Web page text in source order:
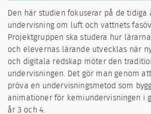
Den här studien fokuserar på de tidiga
undervisning om luft och vattnets
Projektgruppen ska studera hur
och elevernas lärande utvecklas när
och digitala redskap möter den
undervisningen. Det gör man genom
pröva en undervisningsmetod som
animationer för kemiundervisningen i
år 3 och 4.